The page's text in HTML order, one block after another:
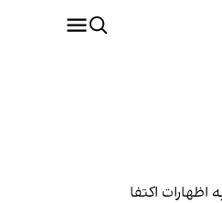
اظهارات اکتفا